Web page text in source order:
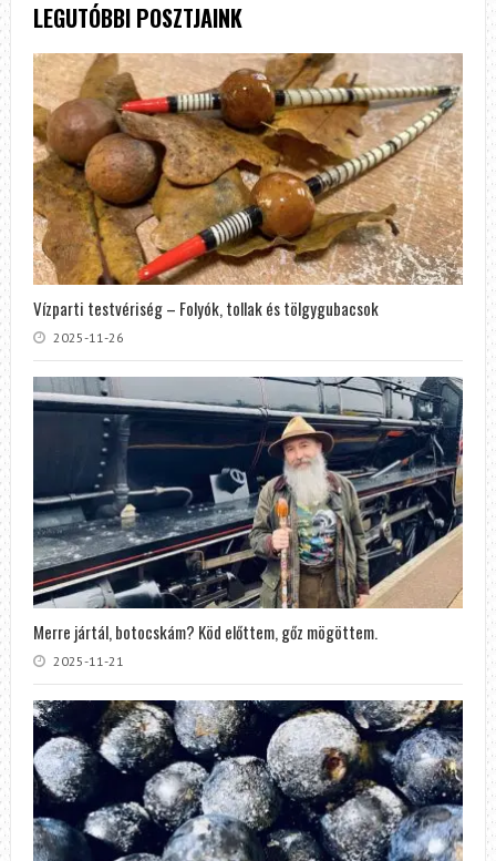
LEGUTÓBBI POSZTJAINK
Vízparti testvériség – Folyók, tollak és tölgygubacsok
2025-11-26
Merre jártál, botocskám? Köd előttem, gőz mögöttem.
2025-11-21